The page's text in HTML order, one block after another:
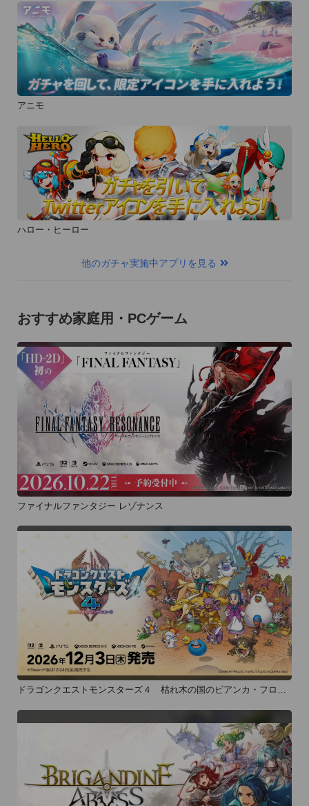
アニモ
ハロー・ヒーロー
他のガチャ実施中アプリを見る
おすすめ家庭用・PCゲーム
ファイナルファンタジー レゾナンス
ドラゴンクエストモンスターズ４ 枯れ木の国のビアンカ・フロー